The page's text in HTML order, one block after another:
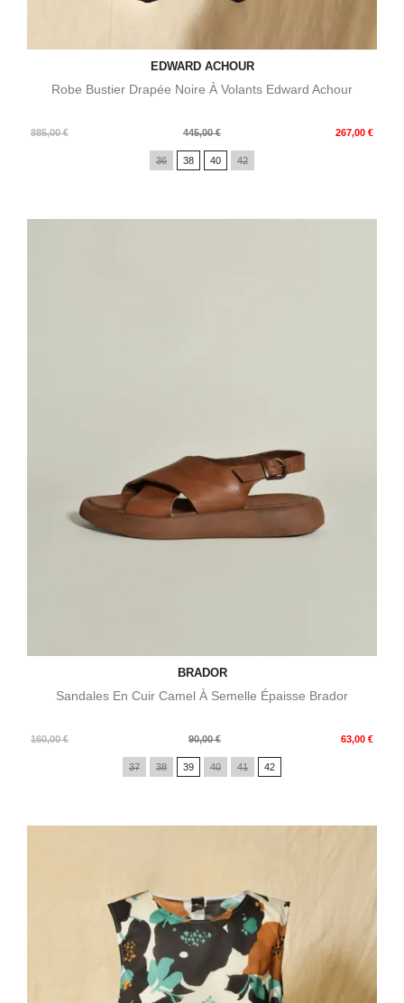
EDWARD ACHOUR
Robe Bustier Drapée Noire À Volants Edward Achour
885,00 €
Prix
445,00 € 267,00 €
Prix
36 38 40 42
BRADOR
Sandales En Cuir Camel À Semelle Épaisse Brador
160,00 €
Prix
90,00 € 63,00 €
Prix
37 38 39 40 41 42